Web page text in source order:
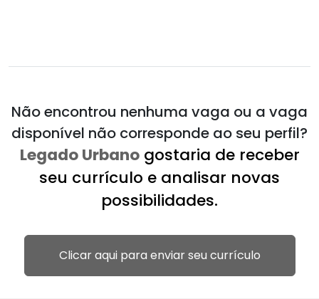
Não encontrou nenhuma vaga ou a vaga
disponível não corresponde ao seu perfil?
Legado Urbanogostaria de receber
seu currículo e analisar novas
possibilidades.
Clicar aqui para enviar seu currículo